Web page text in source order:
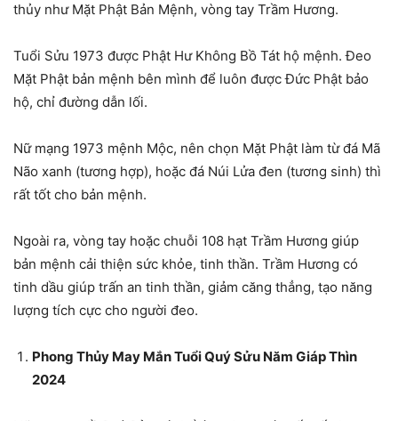
thủy như Mặt Phật Bản Mệnh, vòng tay Trầm Hương.
Tuổi Sửu 1973 được Phật Hư Không Bồ Tát hộ mệnh. Đeo
Mặt Phật bản mệnh bên mình để luôn được Đức Phật bảo
hộ, chỉ đường dẫn lối.
Nữ mạng 1973 mệnh Mộc, nên chọn Mặt Phật làm từ đá Mã
Não xanh (tương hợp), hoặc đá Núi Lửa đen (tương sinh) thì
rất tốt cho bản mệnh.
Ngoài ra, vòng tay hoặc chuỗi 108 hạt Trầm Hương giúp
bản mệnh cải thiện sức khỏe, tinh thần. Trầm Hương có
tinh dầu giúp trấn an tinh thần, giảm căng thẳng, tạo năng
lượng tích cực cho người đeo.
Phong Thủy May Mắn Tuổi Quý Sửu Năm Giáp Thìn
2024